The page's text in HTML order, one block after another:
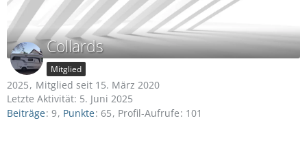
Collards
Mitglied
2025
Mitglied seit 15. März 2020
Letzte Aktivität: 5. Juni 2025
Beiträge 9 Punkte 65 Profil-Aufrufe 101